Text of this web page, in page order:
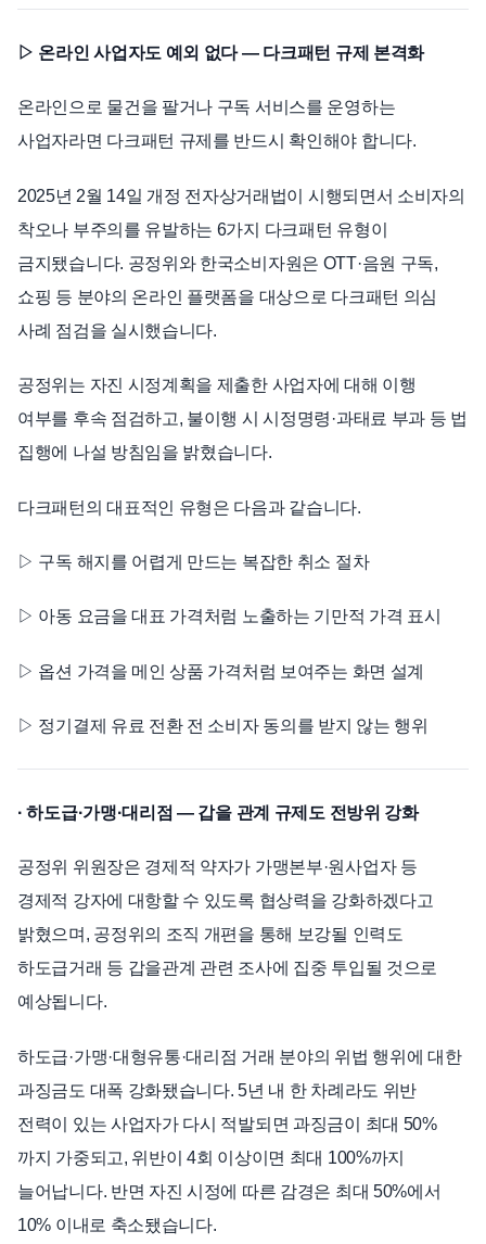
▷ 온라인 사업자도 예외 없다 — 다크패턴 규제 본격화
온라인으로 물건을 팔거나 구독 서비스를 운영하는
사업자라면 다크패턴 규제를 반드시 확인해야 합니다.
2025년 2월 14일 개정 전자상거래법이 시행되면서 소비자의
착오나 부주의를 유발하는 6가지 다크패턴 유형이
금지됐습니다. 공정위와 한국소비자원은 OTT·음원 구독,
쇼핑 등 분야의 온라인 플랫폼을 대상으로 다크패턴 의심
사례 점검을 실시했습니다.
공정위는 자진 시정계획을 제출한 사업자에 대해 이행
여부를 후속 점검하고, 불이행 시 시정명령·과태료 부과 등 법
집행에 나설 방침임을 밝혔습니다.
다크패턴의 대표적인 유형은 다음과 같습니다.
▷ 구독 해지를 어렵게 만드는 복잡한 취소 절차
▷ 아동 요금을 대표 가격처럼 노출하는 기만적 가격 표시
▷ 옵션 가격을 메인 상품 가격처럼 보여주는 화면 설계
▷ 정기결제 유료 전환 전 소비자 동의를 받지 않는 행위
· 하도급·가맹·대리점 — 갑을 관계 규제도 전방위 강화
공정위 위원장은 경제적 약자가 가맹본부·원사업자 등
경제적 강자에 대항할 수 있도록 협상력을 강화하겠다고
밝혔으며, 공정위의 조직 개편을 통해 보강될 인력도
하도급거래 등 갑을관계 관련 조사에 집중 투입될 것으로
예상됩니다.
하도급·가맹·대형유통·대리점 거래 분야의 위법 행위에 대한
과징금도 대폭 강화됐습니다. 5년 내 한 차례라도 위반
전력이 있는 사업자가 다시 적발되면 과징금이 최대 50%
까지 가중되고, 위반이 4회 이상이면 최대 100%까지
늘어납니다. 반면 자진 시정에 따른 감경은 최대 50%에서
10% 이내로 축소됐습니다.